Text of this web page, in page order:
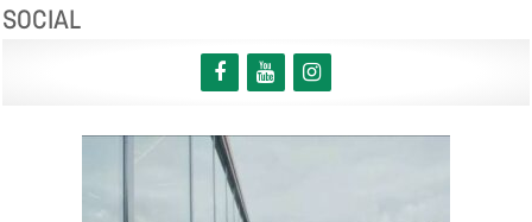
SOCIAL